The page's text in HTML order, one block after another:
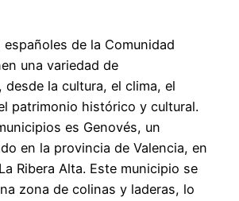
de la Comunidad
una variedad de
la cultura, el clima, el
patrimonio histórico y cultural.
es Genovés, un
en la provincia de Valencia, en
Ribera Alta. Este municipio se
zona de colinas y laderas, lo